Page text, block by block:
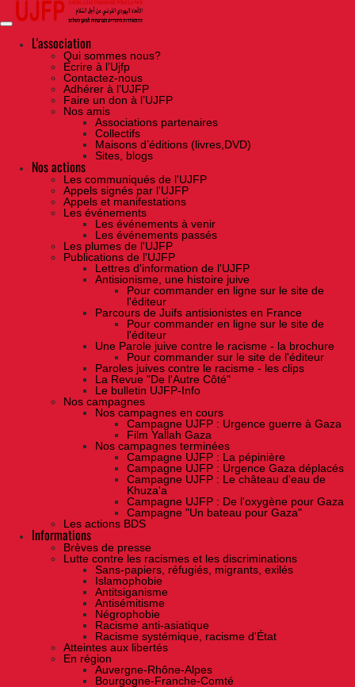
Skip
the
contentL'association
Qui sommes nous?
Ecrire à l’Ujfp
Contactez-nous
Adhérer à l’UJFP
Faire un don à l’UJFP
Nos amis
Associations partenaires
Collectifs
Maisons d’éditions (livres,DVD)
Sites, blogs
Nos actions
Les communiqués de l'UJFP
Appels signés par l'UJFP
Appels et manifestations
Les événements
Les événements à venir
Les événements passés
Les plumes de l'UJFP
Publications de l'UJFP
Lettres d'information de l'UJFP
Antisionisme, une histoire juive
Pour commander en ligne sur le site de
l'éditeur
Parcours de Juifs antisionistes en France
Pour commander en ligne sur le site de
l'éditeur
Une Parole juive contre le racisme - la brochure
Pour commander sur le site de l'éditeur
Paroles juives contre le racisme - les clips
La Revue "De l'Autre Côté"
Le bulletin UJFP-Info
Nos campagnes
Nos campagnes en cours
Campagne UJFP : Urgence guerre à Gaza
Film Yallah Gaza
Nos campagnes terminées
Campagne UJFP : La pépinière
Campagne UJFP : Urgence Gaza déplacés
Campagne UJFP : Le château d'eau de
Khuza'a
Campagne UJFP : De l'oxygène pour Gaza
Campagne "Un bateau pour Gaza"
Les actions BDS
Informations
Brèves de presse
Lutte contre les racismes et les discriminations
Sans-papiers, réfugiés, migrants, exilés
Islamophobie
Antitsiganisme
Antisémitisme
Négrophobie
Racisme anti-asiatique
Racisme systémique, racisme d'État
Atteintes aux libertés
En région
Auvergne-Rhône-Alpes
Bourgogne-Franche-Comté